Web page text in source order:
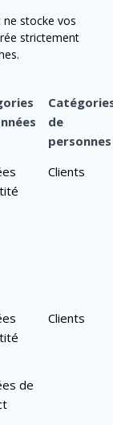
ne stocke vos
strictement
de
personnes
Clients
Clients
de